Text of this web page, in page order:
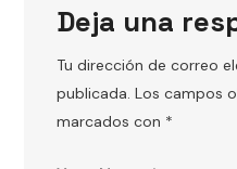
Deja una
Tu dirección de correo
publicada. Los campos
marcados con *